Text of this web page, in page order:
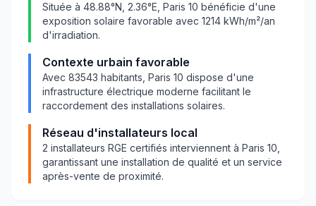
Située à 48.88°N, 2.36°E, Paris 10 bénéficie d'une
exposition solaire favorable avec 1214 kWh/m²/an
d'irradiation.
Contexte urbain favorable
Avec 83543 habitants, Paris 10 dispose d'une
infrastructure électrique moderne facilitant le
raccordement des installations solaires.
Réseau d'installateurs local
2 installateurs RGE certifiés interviennent à Paris 10
garantissant une installation de qualité et un service
après-vente de proximité.